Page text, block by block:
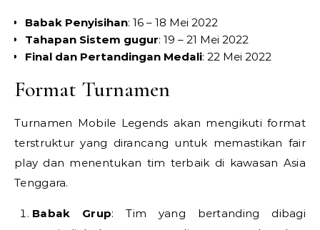
Babak Penyisihan: 16 – 18 Mei 2022
Tahapan Sistem gugur: 19 – 21 Mei 2022
Final dan Pertandingan Medali: 22 Mei 2022
Format Turnamen
Turnamen Mobile Legends akan mengikuti format
terstruktur yang dirancang untuk memastikan fair
play dan menentukan tim terbaik di kawasan Asia
Tenggara.
Babak Grup: Tim yang bertanding dibagi